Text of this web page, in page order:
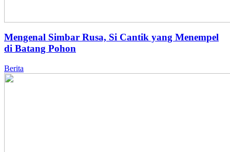
Mengenal Simbar Rusa, Si Cantik yang Menempel
di Batang Pohon
Berita